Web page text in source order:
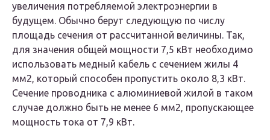
увеличения потребляемой электроэнергии в
будущем. Обычно берут следующую по числу
площадь сечения от рассчитанной величины. Так,
для значения общей мощности 7,5 кВт необходимо
использовать медный кабель с сечением жилы 4
мм2, который способен пропустить около 8,3 кВт.
Сечение проводника с алюминиевой жилой в таком
случае должно быть не менее 6 мм2, пропускающее
мощность тока от 7,9 кВт.